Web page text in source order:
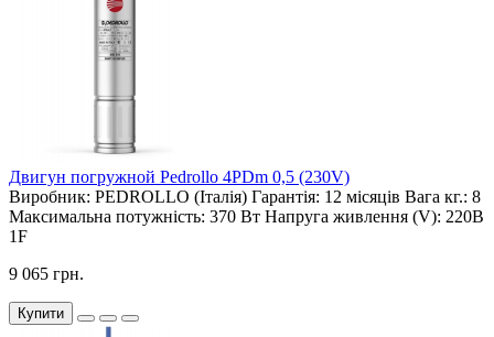
Двигун погружной Pedrollo 4PDm 0,5 (230V)
Виробник: PEDROLLO (Італія) Гарантія: 12 місяців Вага кг.: 8
Максимальна потужність: 370 Вт Напруга живлення (V): 220В
1F
9 065 грн.
Купити